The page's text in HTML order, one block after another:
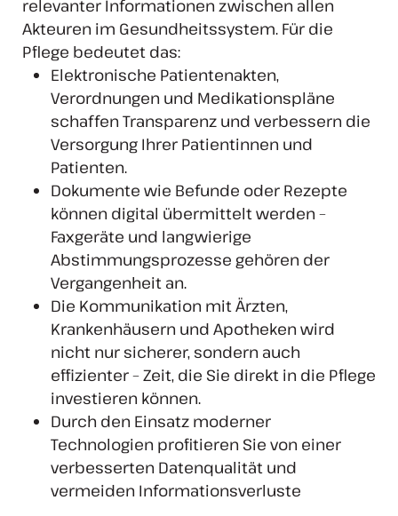
relevanter Informationen zwischen allen
Akteuren im Gesundheitssystem. Für die
Pflege bedeutet das:
Elektronische Patientenakten,
Verordnungen und Medikationspläne
schaffen Transparenz und verbessern die
Versorgung Ihrer Patientinnen und
Patienten.
Dokumente wie Befunde oder Rezepte
können digital übermittelt werden –
Faxgeräte und langwierige
Abstimmungsprozesse gehören der
Vergangenheit an.
Die Kommunikation mit Ärzten,
Krankenhäusern und Apotheken wird
nicht nur sicherer, sondern auch
effizienter – Zeit, die Sie direkt in die Pflege
investieren können.
Durch den Einsatz moderner
Technologien profitieren Sie von einer
verbesserten Datenqualität und
vermeiden Informationsverluste